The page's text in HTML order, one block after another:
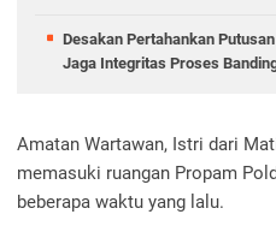
Desakan Pertahankan
Jaga Integritas Proses
Amatan Wartawan, Istri dari
memasuki ruangan Propam
beberapa waktu yang lalu.